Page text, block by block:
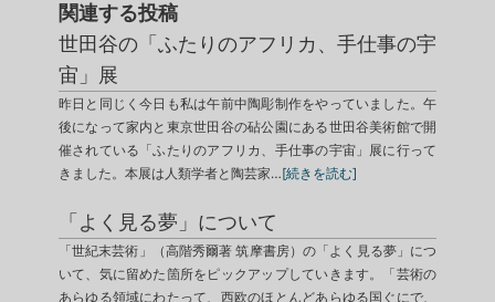
関連する投稿
世田谷の「ふたりのアフリカ、手仕事の宇
宙」展
昨日と同じく今日も私は午前中陶彫制作をやっていました。午
後になって家内と東京世田谷の砧公園にある世田谷美術館で開
催されている「ふたりのアフリカ、手仕事の宇宙」展に行って
きました。本展は人類学者と陶芸家…[続きを読む]
「よく見る夢」について
「世紀末芸術」（高階秀爾著 筑摩書房）の「よく見る夢」につ
いて、気に留めた箇所をピックアップしていきます。「芸術の
あらゆる領域にわたって、西欧のほとんどあらゆる国ぐにで、